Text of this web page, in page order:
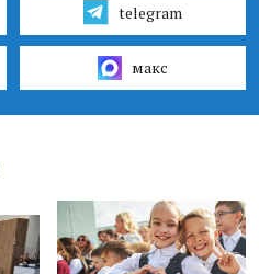
telegram
макс